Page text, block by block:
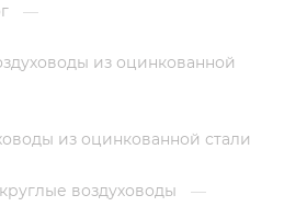
—
из оцинкованной
из оцинкованной стали
воздуховоды
—